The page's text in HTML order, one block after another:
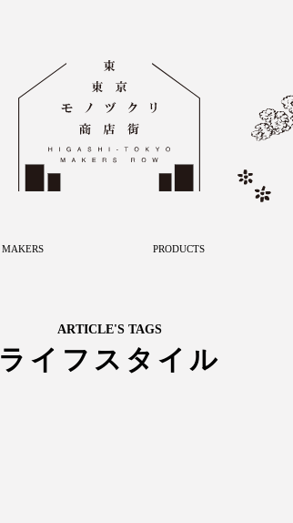
MAKERS PRODUCTS
ARTICLE'S TAGS
ライフスタイル